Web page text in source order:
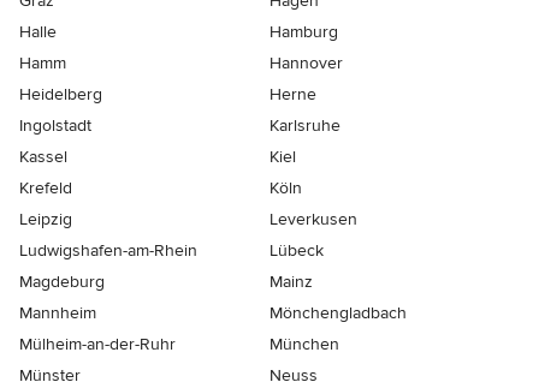
Halle
Hamburg
Hamm
Hannover
Heidelberg
Herne
Ingolstadt
Karlsruhe
Kassel
Kiel
Krefeld
Köln
Leipzig
Leverkusen
Ludwigshafen-am-Rhein
Lübeck
Magdeburg
Mainz
Mannheim
Mönchen­gladbach
Mülheim-an-der-Ruhr
München
Münster
Neuss